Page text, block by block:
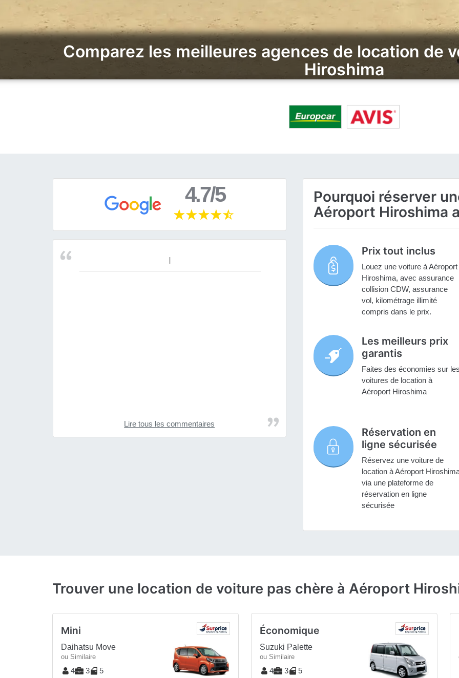
Comparez les meilleures agences de location de
Hiroshima
4.7/5
Lire tous les commentaires
Pourquoi réserver
Aéroport Hiroshima
Prix tout inclus
Louez une voiture à Aéroport
Hiroshima, avec assurance
collision CDW, assurance
vol, kilométrage illimité
compris dans le prix.
Les meilleurs prix
garantis
Faites des économies sur
voitures de location à
Aéroport Hiroshima
Réservation en
ligne sécurisée
Réservez une voiture de
location à Aéroport
via une plateforme de
réservation en ligne
sécurisée
Trouver une location de voiture pas chère à Aéroport
Mini
Daihatsu Move
ou Similaire
4 3 5
Économique
Suzuki Palette
ou Similaire
4 3 5